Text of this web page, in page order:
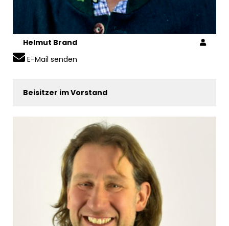
Helmut Brand
E-Mail senden
Beisitzer im Vorstand